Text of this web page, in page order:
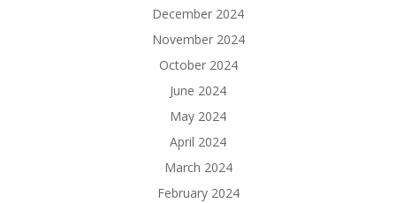
December 2024
November 2024
October 2024
June 2024
May 2024
April 2024
March 2024
February 2024